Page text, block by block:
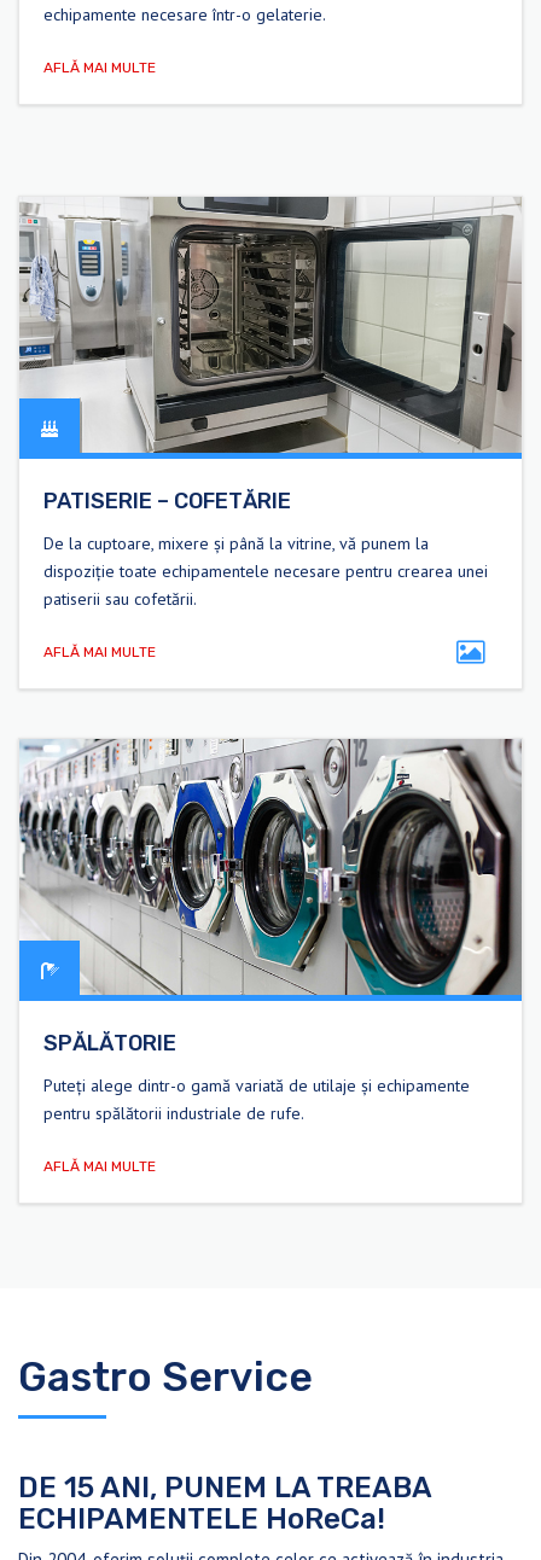
echipamente necesare într-o gelaterie.
AFLĂ MAI MULTE
PATISERIE – COFETĂRIE
De la cuptoare, mixere și până la vitrine, vă punem la
dispoziție toate echipamentele necesare pentru crearea unei
patiserii sau cofetării.
AFLĂ MAI MULTE
SPĂLĂTORIE
Puteți alege dintr-o gamă variată de utilaje și echipamente
pentru spălătorii industriale de rufe.
AFLĂ MAI MULTE
Gastro Service
DE 15 ANI, PUNEM LA TREABA
ECHIPAMENTELE HoReCa!